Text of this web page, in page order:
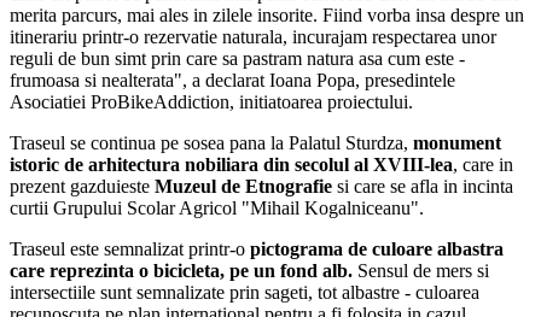
merita parcurs, mai ales in zilele insorite. Fiind vorba insa despre un
itinerariu printr-o rezervatie naturala, incurajam respectarea unor
reguli de bun simt prin care sa pastram natura asa cum este -
frumoasa si nealterata", a declarat Ioana Popa, presedintele
Asociatiei ProBikeAddiction, initiatoarea proiectului.
Traseul se continua pe sosea pana la Palatul Sturdza, monument
istoric de arhitectura nobiliara din secolul al XVIII-lea, care in
prezent gazduieste Muzeul de Etnografie si care se afla in incinta
curtii Grupului Scolar Agricol "Mihail Kogalniceanu".
Traseul este semnalizat printr-o pictograma de culoare albastra
care reprezinta o bicicleta, pe un fond alb. Sensul de mers si
intersectiile sunt semnalizate prin sageti, tot albastre - culoarea